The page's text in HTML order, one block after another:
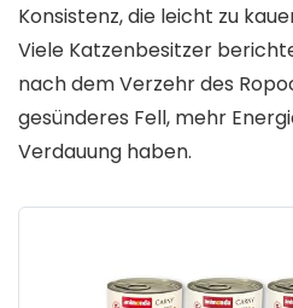
Konsistenz, die leicht zu
Viele Katzenbesitzer
nach dem Verzehr des
gesünderes Fell, mehr
Verdauung haben.